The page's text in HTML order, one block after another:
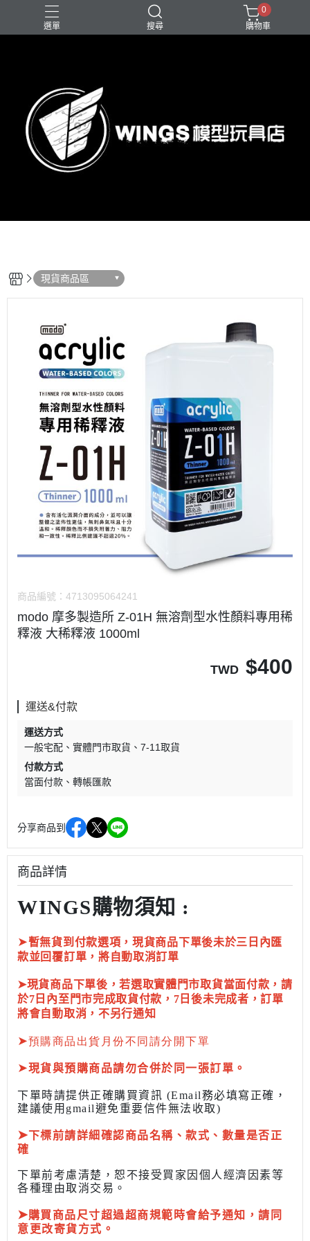
選單 搜尋
0
購物車
現貨商品區
商品編號： 4713095064241
modo 摩多製造所 Z-01H 無溶劑型水性顏料專用稀
釋液 大稀釋液 1000ml
TWD $400
運送&付款
運送方式
一般宅配
實體門市取貨
7-11取貨
付款方式
當面付款
轉帳匯款
分享商品到
商品詳情
WINGS購物須知 :
➤暫無貨到付款選項，現貨商品下單後未於三日內匯
款並回覆訂單，將自動取消訂單
➤現貨商品下單後，若選取實體門市取貨當面付款，請
於7日內至門市完成取貨付款，7日後未完成者，訂單
將會自動取消，不另行通知
➤預購商品出貨月份不同請分開下單
➤現貨與預購商品請勿合併於同一張訂單。
下單時請提供正確購買資訊 (Email務必填寫正確，
建議使用gmail避免重要信件無法收取)
➤下標前請詳細確認商品名稱、款式、數量是否正
確
下單前考慮清楚，恕不接受買家因個人經濟因素等
各種理由取消交易。
➤購買商品尺寸超過超商規範時會給予通知，請同
意更改寄貨方式。